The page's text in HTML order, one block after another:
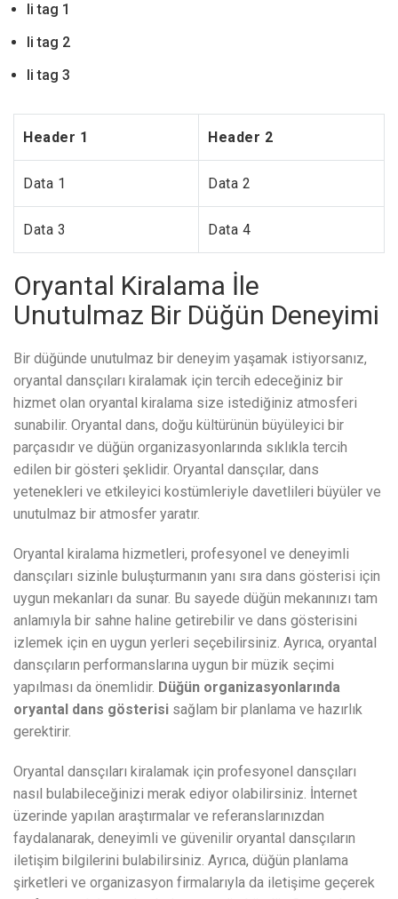
li tag 1
li tag 2
li tag 3
Header 1 Header 2
Data 1 Data 2
Data 3 Data 4
Oryantal Kiralama İle
Unutulmaz Bir Düğün Deneyimi
Bir düğünde unutulmaz bir deneyim yaşamak istiyorsanız,
oryantal dansçıları kiralamak için tercih edeceğiniz bir
hizmet olan oryantal kiralama size istediğiniz atmosferi
sunabilir. Oryantal dans, doğu kültürünün büyüleyici bir
parçasıdır ve düğün organizasyonlarında sıklıkla tercih
edilen bir gösteri şeklidir. Oryantal dansçılar, dans
yetenekleri ve etkileyici kostümleriyle davetlileri büyüler ve
unutulmaz bir atmosfer yaratır.
Oryantal kiralama hizmetleri, profesyonel ve deneyimli
dansçıları sizinle buluşturmanın yanı sıra dans gösterisi için
uygun mekanları da sunar. Bu sayede düğün mekanınızı tam
anlamıyla bir sahne haline getirebilir ve dans gösterisini
izlemek için en uygun yerleri seçebilirsiniz. Ayrıca, oryantal
dansçıların performanslarına uygun bir müzik seçimi
yapılması da önemlidir. Düğün organizasyonlarında
oryantal dans gösterisi sağlam bir planlama ve hazırlık
gerektirir.
Oryantal dansçıları kiralamak için profesyonel dansçıları
nasıl bulabileceğinizi merak ediyor olabilirsiniz. İnternet
üzerinde yapılan araştırmalar ve referanslarınızdan
faydalanarak, deneyimli ve güvenilir oryantal dansçıların
iletişim bilgilerini bulabilirsiniz. Ayrıca, düğün planlama
şirketleri ve organizasyon firmalarıyla da iletişime geçerek